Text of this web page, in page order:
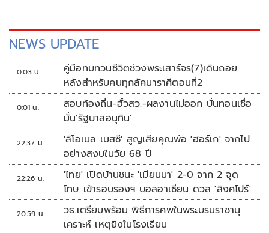
NEWS UPDATE
0:03 น.
คู่มือทบทวนชีวิตช่วงพระเสาร์จร(7)เดินถอย
หลังสำหรับคนทุกลัคนาราศีตอนที่2
0:01 น.
สอบท้องถิ่น-ฮั้วสว.-ผลงานไม่ออก บั่นทอนเชื่อ
มั่น'รัฐบาลอนุทิน'
22:37 น.
'ลิโอเนล เมสซี' สูญเสียคุณพ่อ 'ฮอร์เก' จากไป
อย่างสงบในวัย 68 ปี
22:26 น.
'ไทย' เปิดบ้านชนะ 'เมียนมา' 2-0 จาก 2 จุด
โทษ เข้ารอบรองฯ บอลอาเซียน ดวล 'สิงคโปร์'
20:59 น.
วธ.เตรียมพร้อม พิธีการศพในพระบรมราชานุ
เคราะห์ เหตุยิงในโรงเรียน